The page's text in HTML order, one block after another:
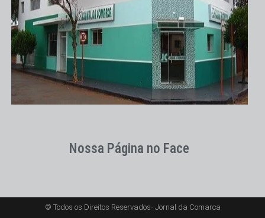
Nossa Página no Face
© Todos os Direitos Reservados- Jornal da Comarca